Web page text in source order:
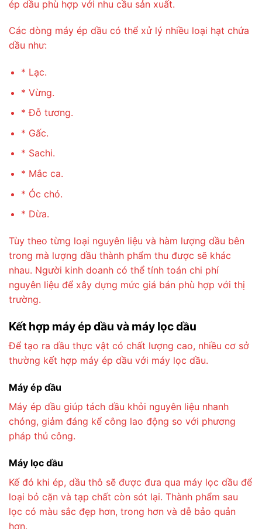
ép dầu phù hợp với nhu cầu sản xuất.
Các dòng máy ép dầu có thể xử lý nhiều loại hạt chứa
dầu như:
* Lạc.
* Vừng.
* Đỗ tương.
* Gấc.
* Sachi.
* Mắc ca.
* Óc chó.
* Dừa.
Tùy theo từng loại nguyên liệu và hàm lượng dầu bên
trong mà lượng dầu thành phẩm thu được sẽ khác
nhau. Người kinh doanh có thể tính toán chi phí
nguyên liệu để xây dựng mức giá bán phù hợp với thị
trường.
Kết hợp máy ép dầu và máy lọc dầu
Để tạo ra dầu thực vật có chất lượng cao, nhiều cơ sở
thường kết hợp máy ép dầu với máy lọc dầu.
Máy ép dầu
Máy ép dầu giúp tách dầu khỏi nguyên liệu nhanh
chóng, giảm đáng kể công lao động so với phương
pháp thủ công.
Máy lọc dầu
Kế đó khi ép, dầu thô sẽ được đưa qua máy lọc dầu để
loại bỏ cặn và tạp chất còn sót lại. Thành phẩm sau
lọc có màu sắc đẹp hơn, trong hơn và dễ bảo quản
hơn.